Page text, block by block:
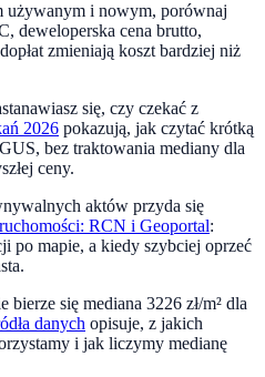
używanym i nowym, porównaj
deweloperska cena brutto,
zmieniają koszt bardziej niż
się, czy czekać z
2026 pokazują, jak czytać krótką
bez traktowania mediany dla
ceny.
aktów przyda się
RCN i Geoportal:
po mapie, a kiedy szybciej oprzeć
bierze się mediana 3226 zł/m² dla
danych opisuje, z jakich
i jak liczymy medianę